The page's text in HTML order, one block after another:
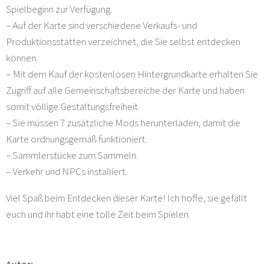
Spielbeginn zur Verfügung.
– Auf der Karte sind verschiedene Verkaufs- und
Produktionsstätten verzeichnet, die Sie selbst entdecken
können.
– Mit dem Kauf der kostenlosen Hintergrundkarte erhalten Sie
Zugriff auf alle Gemeinschaftsbereiche der Karte und haben
somit völlige Gestaltungsfreiheit.
– Sie müssen 7 zusätzliche Mods herunterladen, damit die
Karte ordnungsgemäß funktioniert.
– Sammlerstücke zum Sammeln.
– Verkehr und NPCs installiert.
Viel Spaß beim Entdecken dieser Karte! Ich hoffe, sie gefällt
euch und ihr habt eine tolle Zeit beim Spielen.